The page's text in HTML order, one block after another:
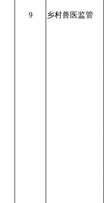
9 乡村兽医监管